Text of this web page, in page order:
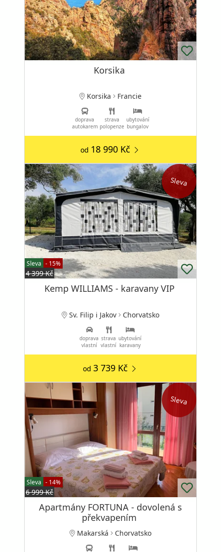
Korsika
Korsika Francie
doprava
autokarem
strava
polopenze
ubytování
bungalov
od 18 990 Kč
Sleva
Sleva - 15%
4 399 Kč
Kemp WILLIAMS - karavany VIP
Sv. Filip i Jakov Chorvatsko
doprava
vlastní
strava
vlastní
ubytování
karavany
od 3 739 Kč
Sleva
Sleva - 14%
6 999 Kč
Apartmány FORTUNA - dovolená s
překvapením
Makarská Chorvatsko